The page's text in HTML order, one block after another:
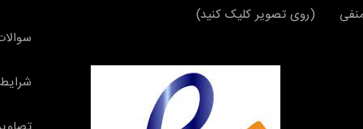
منفی
(روی تصویر کلیک کنید)